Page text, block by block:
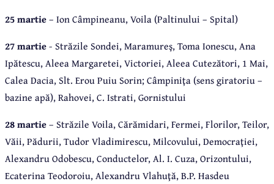
25 martie– Ion Câmpineanu, Voila (Paltinului – Spital)
27 martie- Străzile Sondei, Maramureş, Toma Ionescu, Ana
Ipătescu, Aleea Margaretei, Victoriei, Aleea Cutezători, 1 Mai,
Calea Dacia, Slt. Erou Puiu Sorin; Câmpiniţa (sens giratoriu –
bazine apă), Rahovei, C. Istrati, Gornistului
28 martie– Străzile Voila, Cărămidari, Fermei, Florilor, Teilor,
Văii, Pădurii, Tudor Vladimirescu, Milcovului, Democraţiei,
Alexandru Odobescu, Conductelor, Al. I. Cuza, Orizontului,
Ecaterina Teodoroiu, Alexandru Vlahuţă, B.P. Hasdeu